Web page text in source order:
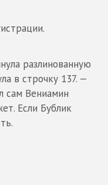
разлинованную
в строчку 137. —
сам Вениамин
Если Бублик